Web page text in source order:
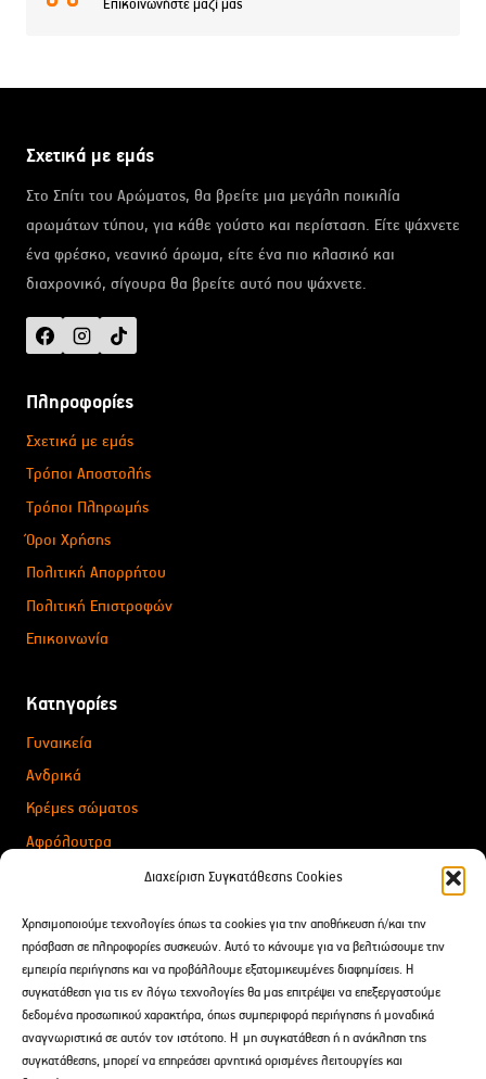
Διαχείριση Συγκατάθεσης Cookies
Χρησιμοποιούμε τεχνολογίες όπως τα cookies για την αποθήκευση ή/και την
πρόσβαση σε πληροφορίες συσκευών. Αυτό το κάνουμε για να βελτιώσουμε την
εμπειρία περιήγησης και να προβάλλουμε εξατομικευμένες διαφημίσεις. Η
συγκατάθεση για τις εν λόγω τεχνολογίες θα μας επιτρέψει να επεξεργαστούμε
δεδομένα προσωπικού χαρακτήρα, όπως συμπεριφορά περιήγησης ή μοναδικά
αναγνωριστικά σε αυτόν τον ιστότοπο. Η μη συγκατάθεση ή η ανάκληση της
συγκατάθεσης, μπορεί να επηρεάσει αρνητικά ορισμένες λειτουργίες και
Επικοινωνήστε μαζί μας
Σχετικά με εμάς
Στο Σπίτι του Αρώματος, θα βρείτε μια μεγάλη ποικιλία
αρωμάτων τύπου, για κάθε γούστο και περίσταση. Είτε ψάχνετε
ένα φρέσκο, νεανικό άρωμα, είτε ένα πιο κλασικό και
διαχρονικό, σίγουρα θα βρείτε αυτό που ψάχνετε.
Πληροφορίες
Σχετικά με εμάς
Τρόποι Αποστολής
Τρόποι Πληρωμής
Όροι Χρήσης
Πολιτική Απορρήτου
Πολιτική Επιστροφών
Επικοινωνία
Κατηγορίες
Γυναικεία
Ανδρικά
Κρέμες σώματος
Αφρόλουτρα
After Shave
Επικοινωνία
Δαρειώτου 9 Tρίπολη, Ελλάδα